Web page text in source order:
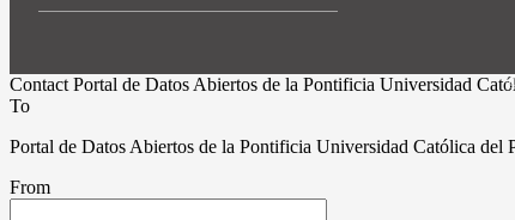
Contact Portal de Datos Abiertos de la Pontificia Universidad
To
Portal de Datos Abiertos de la Pontificia Universidad Católica del
From